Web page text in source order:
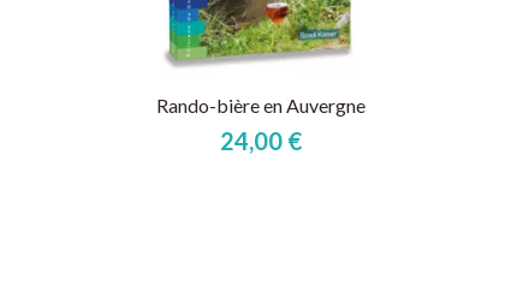
Rando-bière en Auvergne
24,00 €